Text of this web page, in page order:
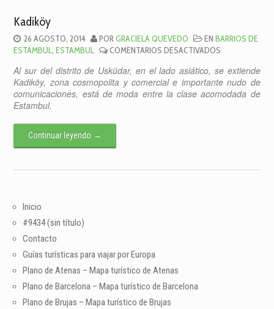
Kadiköy
26 AGOSTO, 2014 PORGRACIELA QUEVEDO ENBARRIOS DE
ESTAMBUL,ESTAMBUL COMENTARIOS DESACTIVADOS
Al sur del distrito de Usküdar, en el lado asiático, se extiende
Kadiköy, zona cosmopolita y comercial e importante nudo de
comunicaciones, está de moda entre la clase acomodada de
Estambul.
Continuar leyendo →
Inicio
#9434 (sin título)
Contacto
Guías turísticas para viajar por Europa
Plano de Atenas – Mapa turístico de Atenas
Plano de Barcelona – Mapa turístico de Barcelona
Plano de Brujas – Mapa turístico de Brujas